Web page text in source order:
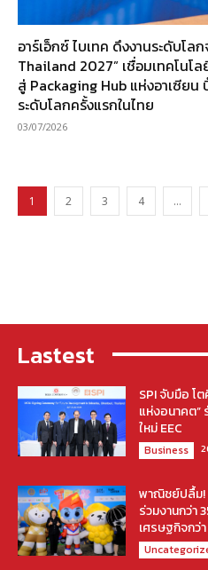
อาร์เอ็กซ์ ไบเทค ดึงงานระดับโล
Thailand 2027” เชื่อมเทคโนโ
สู่ Packaging Hub แห่งอาเซียน
ระดับโลกครั้งแรกในไทย
03/07/2026
1 2 3 4 …
Lastest
SPI จับมือ โ
แห่งอนาคต
ใหม่ EEC
Business
พาณิชย์ปลื้ม!
ร่วมงานกว่า
เศรษฐกิจกว่